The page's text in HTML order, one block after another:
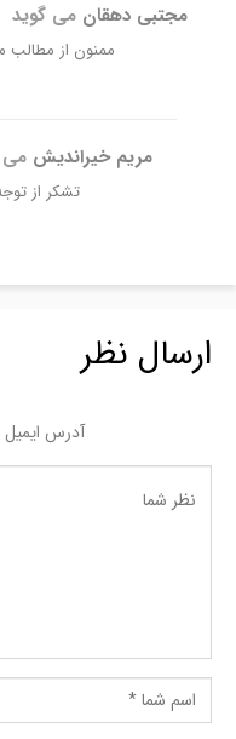
مجتبی دهقان می گوید
ممنون از مطالب
مریم خیراندیش می
تشکر از
ارسال نظر
آدرس